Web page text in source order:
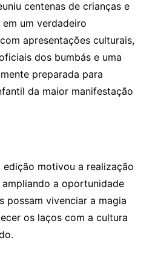
centenas de crianças e
um verdadeiro
apresentações culturais,
dos bumbás e uma
preparada para
da maior manifestação
edição motivou a realização
a oportunidade
possam vivenciar a magia
os laços com a cultura